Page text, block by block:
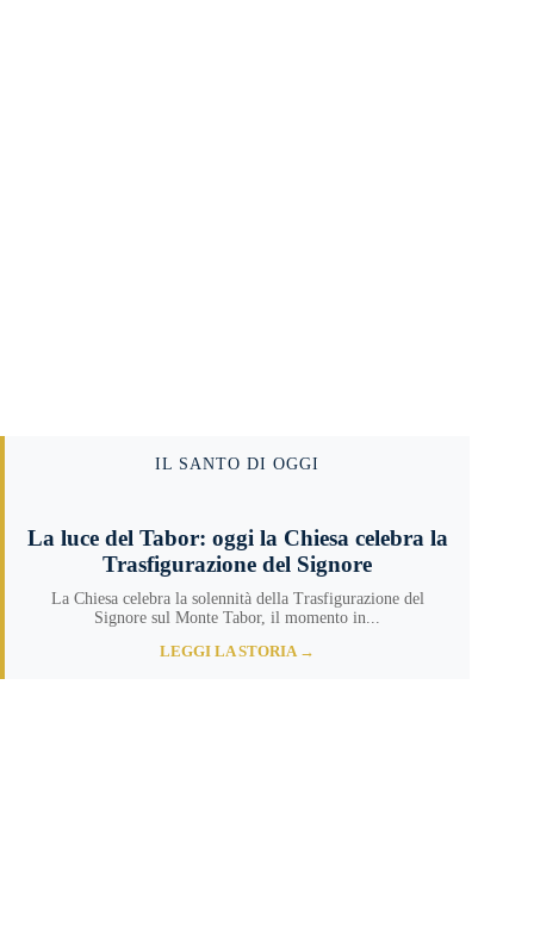
IL SANTO DI OGGI
La luce del Tabor: oggi la Chiesa celebra la
Trasfigurazione del Signore
La Chiesa celebra la solennità della Trasfigurazione del
Signore sul Monte Tabor, il momento in...
LEGGI LA STORIA →